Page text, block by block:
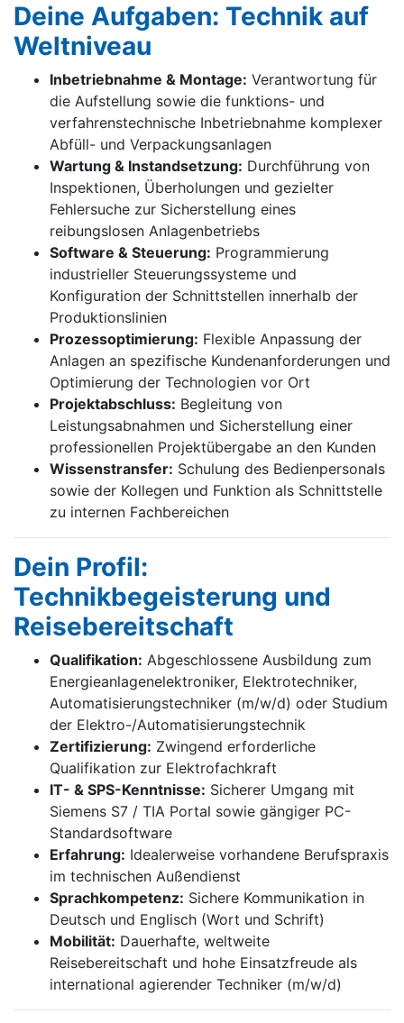
Deine Aufgaben: Technik auf
Weltniveau
Inbetriebnahme & Montage: Verantwortung für
die Aufstellung sowie die funktions- und
verfahrenstechnische Inbetriebnahme komplexer
Abfüll- und Verpackungsanlagen
Wartung & Instandsetzung: Durchführung von
Inspektionen, Überholungen und gezielter
Fehlersuche zur Sicherstellung eines
reibungslosen Anlagenbetriebs
Software & Steuerung: Programmierung
industrieller Steuerungssysteme und
Konfiguration der Schnittstellen innerhalb der
Produktionslinien
Prozessoptimierung: Flexible Anpassung der
Anlagen an spezifische Kundenanforderungen und
Optimierung der Technologien vor Ort
Projektabschluss: Begleitung von
Leistungsabnahmen und Sicherstellung einer
professionellen Projektübergabe an den Kunden
Wissenstransfer: Schulung des Bedienpersonals
sowie der Kollegen und Funktion als Schnittstelle
zu internen Fachbereichen
Dein Profil:
Technikbegeisterung und
Reisebereitschaft
Qualifikation: Abgeschlossene Ausbildung zum
Energieanlagenelektroniker, Elektrotechniker,
Automatisierungstechniker (m/w/d) oder Studium
der Elektro-/Automatisierungstechnik
Zertifizierung: Zwingend erforderliche
Qualifikation zur Elektrofachkraft
IT- & SPS-Kenntnisse: Sicherer Umgang mit
Siemens S7 / TIA Portal sowie gängiger PC-
Standardsoftware
Erfahrung: Idealerweise vorhandene Berufspraxis
im technischen Außendienst
Sprachkompetenz: Sichere Kommunikation in
Deutsch und Englisch (Wort und Schrift)
Mobilität: Dauerhafte, weltweite
Reisebereitschaft und hohe Einsatzfreude als
international agierender Techniker (m/w/d)